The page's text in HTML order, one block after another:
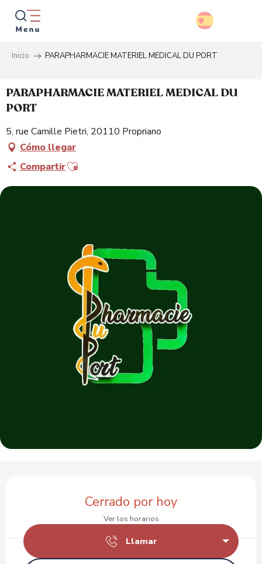
Aller
contenu
principal
Inicio PARAPHARMACIE MATERIEL MEDICAL DU PORT
PARAPHARMACIE MATERIEL MEDICAL DU
PORT
5, rue Camille Pietri, 20110 Propriano
Cómo llegar
CompartirAjouter aux favoris
Cerrado por hoy
Ver los horarios
Llamar